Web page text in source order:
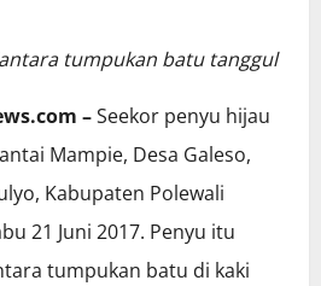
tumpukan batu tanggul
–Seekor penyu hijau
Mampie, Desa Galeso,
Kabupaten Polewali
21 Juni 2017. Penyu itu
tumpukan batu di kaki